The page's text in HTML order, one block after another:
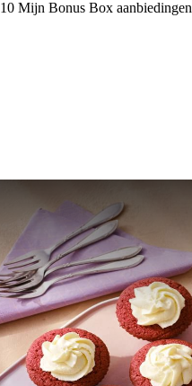
10 Mijn Bonus Box aanbiedingen